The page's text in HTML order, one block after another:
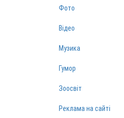
Фото
Відео
Музика
Гумор
Зоосвіт
Реклама на сайті